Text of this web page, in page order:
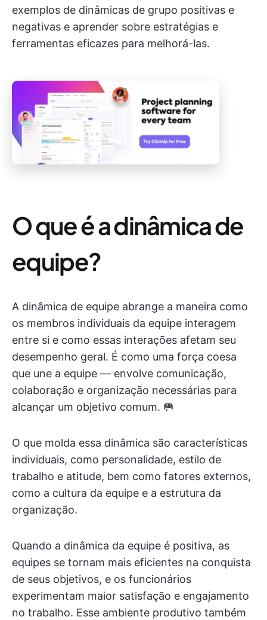
exemplos de dinâmicas de grupo positivas e
negativas e aprender sobre estratégias e
ferramentas eficazes para melhorá-las.
O que é a dinâmica de
equipe?
A dinâmica de equipe abrange a maneira como
os membros individuais da equipe interagem
entre si e como essas interações afetam seu
desempenho geral. É como uma força coesa
que une a equipe — envolve comunicação,
colaboração e organização necessárias para
alcançar um objetivo comum. 🥅
O que molda essa dinâmica são características
individuais, como personalidade, estilo de
trabalho e atitude, bem como fatores externos,
como a cultura da equipe e a estrutura da
organização.
Quando a dinâmica da equipe é positiva, as
equipes se tornam mais eficientes na conquista
de seus objetivos, e os funcionários
experimentam maior satisfação e engajamento
no trabalho. Esse ambiente produtivo também